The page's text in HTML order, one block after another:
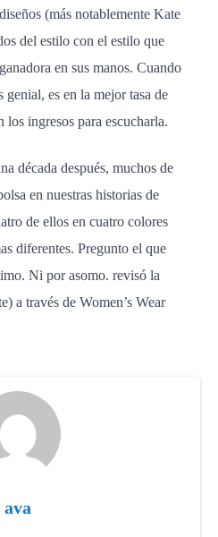
(más notablemente Kate
del estilo con el estilo que
en sus manos. Cuando
es en la mejor tasa de
los ingresos para escucharla.
década después, muchos de
en nuestras historias de
de ellos en cuatro colores
diferentes. Pregunto el que
Ni por asomo. revisó la
a través de Women’s Wear
ava